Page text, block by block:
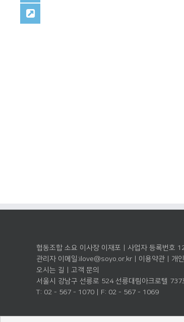
협동조합 소요 이사장 이재포 | 사업자 등록번호
관리자 이메일:ilove@soyo.or.kr 이용약관
개
오시는 길
고객 문의
서울시 강남구 선릉로 524 선릉대림아크로텔 737
T: 02 - 567 - 1070 | F: 02 - 567 - 1069